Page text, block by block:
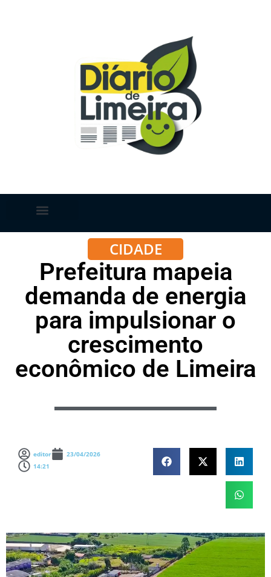
CIDADE
Prefeitura mapeia
demanda de energia
para impulsionar o
crescimento
econômico de Limeira
editor
23/04/2026
14:21